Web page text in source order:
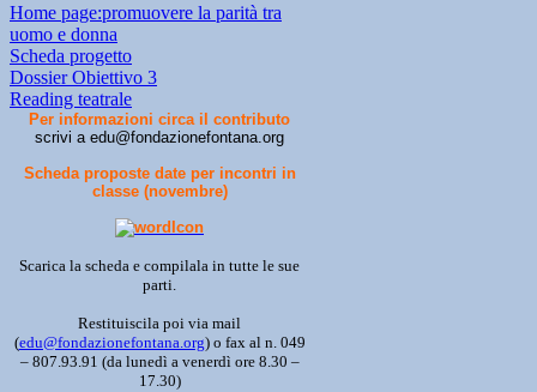
Home page:promuovere la parità tra
uomo e donna
Scheda progetto
Dossier Obiettivo 3
Reading teatrale
Per informazioni circa il contributo
scrivi a edu@fondazionefontana.org
Scheda proposte date per incontri in
classe (novembre)
Scarica la scheda e compilala in tutte le sue
parti.
Restituiscila poi via mail
(edu@fondazionefontana.org) o fax al n. 049
– 807.93.91 (da lunedì a venerdì ore 8.30 –
17.30)